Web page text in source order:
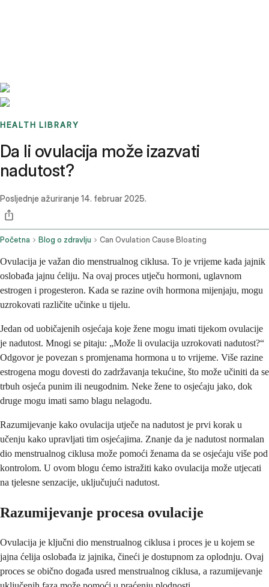
HEALTH LIBRARY
Da li ovulacija može izazvati
nadutost?
Posljednje ažuriranje 14. februar 2025.
Početna Blog o zdravlju Can Ovulation Cause Bloating
Ovulacija je važan dio menstrualnog ciklusa. To je vrijeme kada jajnik
oslobađa jajnu ćeliju. Na ovaj proces utječu hormoni, uglavnom
estrogen i progesteron. Kada se razine ovih hormona mijenjaju, mogu
uzrokovati različite učinke u tijelu.
Jedan od uobičajenih osjećaja koje žene mogu imati tijekom ovulacije
je nadutost. Mnogi se pitaju: „Može li ovulacija uzrokovati nadutost?“
Odgovor je povezan s promjenama hormona u to vrijeme. Više razine
estrogena mogu dovesti do zadržavanja tekućine, što može učiniti da se
trbuh osjeća punim ili neugodnim. Neke žene to osjećaju jako, dok
druge mogu imati samo blagu nelagodu.
Razumijevanje kako ovulacija utječe na nadutost je prvi korak u
učenju kako upravljati tim osjećajima. Znanje da je nadutost normalan
dio menstrualnog ciklusa može pomoći ženama da se osjećaju više pod
kontrolom. U ovom blogu ćemo istražiti kako ovulacija može utjecati
na tjelesne senzacije, uključujući nadutost.
Razumijevanje procesa ovulacije
Ovulacija je ključni dio menstrualnog ciklusa i proces je u kojem se
jajna ćelija oslobađa iz jajnika, čineći je dostupnom za oplodnju. Ovaj
proces se obično događa usred menstrualnog ciklusa, a razumijevanje